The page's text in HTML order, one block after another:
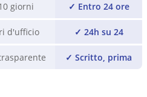
giorni ✓ Entro 24 ore
d'ufficio ✓ 24h su 24
✓ Scritto, prima